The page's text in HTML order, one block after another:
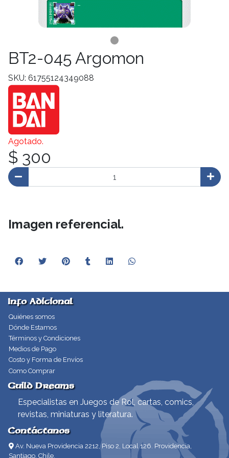
BT2-045 Argomon
SKU: 61755124349088
Agotado.
$ 300
Imagen referencial.
Info Adicional
Quiénes somos
Dónde Estamos
Términos y Condiciones
Medios de Pago
Costo y Forma de Envíos
Como Comprar
Guild Dreams
Especialistas en Juegos de Rol, cartas, comics,
revistas, miniaturas y literatura.
Contáctanos
Av. Nueva Providencia 2212, Piso 2, Local 126. Providencia,
Santiago, Chile.